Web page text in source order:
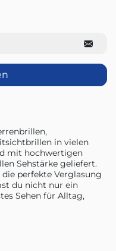
in vielen
mit hochwertigen
Sehstärke geliefert.
perfekte Verglasung
du nicht nur ein
Sehen für Alltag,